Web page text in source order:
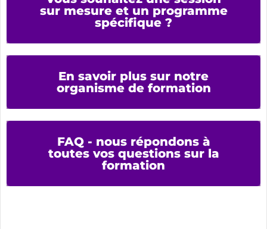
sur mesure et un programme
spécifique ?
En savoir plus sur notre
organisme de formation
FAQ - nous répondons à
toutes vos questions sur la
formation